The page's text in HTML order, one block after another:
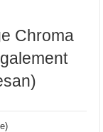
Chroma